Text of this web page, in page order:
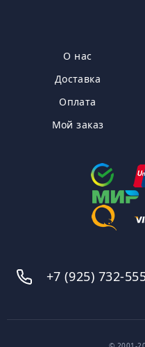
О нас
Доставка
Оплата
Мой заказ
+7 (925) 732-